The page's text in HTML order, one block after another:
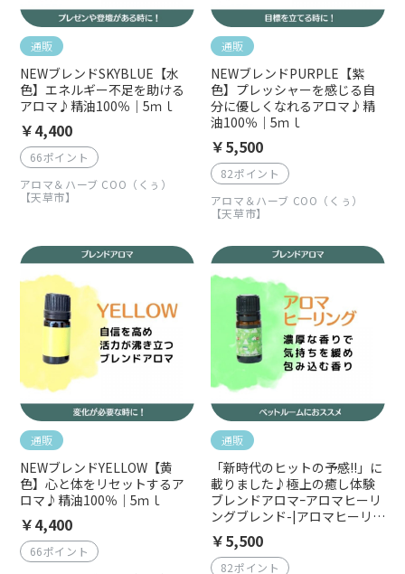
通販
NEWブレンドSKYBLUE【水
色】エネルギー不足を助ける
アロマ♪精油100％｜5ｍｌ
￥4,400
66ポイント
アロマ＆ハーブ COO（くぅ）
【天草市】
通販
NEWブレンドPURPLE【紫
色】プレッシャーを感じる自
分に優しくなれるアロマ♪精
油100％｜5ｍｌ
￥5,500
82ポイント
アロマ＆ハーブ COO（くぅ）
【天草市】
通販
NEWブレンドYELLOW【黄
色】心と体をリセットするア
ロマ♪精油100％｜5ｍｌ
￥4,400
66ポイント
通販
「新時代のヒットの予感!!」に
載りました♪極上の癒し体験
ブレンドアロマｰアロマヒーリ
ングブレンド-|アロマヒーリン
グに使う14種類を贅沢にブレ
ンド|精油100％5ｍｌ
￥5,500
82ポイント